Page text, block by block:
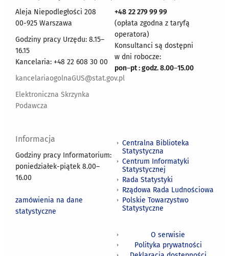
Aleja Niepodległości 208
00-925 Warszawa
Godziny pracy Urzędu: 8.15–
16.15
Kancelaria: +48 22 608 30 00
kancelariaogolnaGUS@stat.gov.pl
Elektroniczna Skrzynka
Podawcza
+48 22 279 99 99
(opłata zgodna z taryfą
operatora)
Konsultanci są dostępni
w dni robocze:
pon–pt : godz. 8.00–15.00
Informacja
Godziny pracy Informatorium:
poniedziałek-piątek 8.00–
16.00
zamówienia na dane
statystyczne
Centralna Biblioteka
Statystyczna
Centrum Informatyki
Statystycznej
Rada Statystyki
Rządowa Rada Ludnościowa
Polskie Towarzystwo
Statystyczne
O serwisie
Polityka prywatności